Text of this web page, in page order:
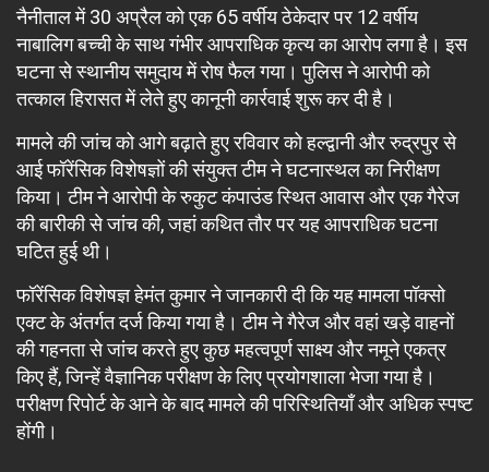
नैनीताल में 30 अप्रैल को एक 65 वर्षीय ठेकेदार पर 12 वर्षीय
नाबालिग बच्ची के साथ गंभीर आपराधिक कृत्य का आरोप लगा है। इस
घटना से स्थानीय समुदाय में रोष फैल गया। पुलिस ने आरोपी को
तत्काल हिरासत में लेते हुए कानूनी कार्रवाई शुरू कर दी है।
मामले की जांच को आगे बढ़ाते हुए रविवार को हल्द्वानी और रुद्रपुर से
आई फॉरेंसिक विशेषज्ञों की संयुक्त टीम ने घटनास्थल का निरीक्षण
किया। टीम ने आरोपी के रुकुट कंपाउंड स्थित आवास और एक गैरेज
की बारीकी से जांच की, जहां कथित तौर पर यह आपराधिक घटना
घटित हुई थी।
फॉरेंसिक विशेषज्ञ हेमंत कुमार ने जानकारी दी कि यह मामला पॉक्सो
एक्ट के अंतर्गत दर्ज किया गया है। टीम ने गैरेज और वहां खड़े वाहनों
की गहनता से जांच करते हुए कुछ महत्वपूर्ण साक्ष्य और नमूने एकत्र
किए हैं, जिन्हें वैज्ञानिक परीक्षण के लिए प्रयोगशाला भेजा गया है।
परीक्षण रिपोर्ट के आने के बाद मामले की परिस्थितियाँ और अधिक स्पष्ट
होंगी।